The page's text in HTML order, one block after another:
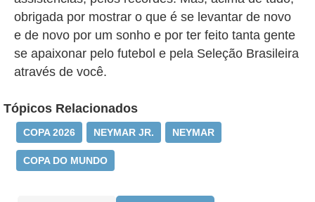
obrigada por mostrar o que é se levantar de novo
e de novo por um sonho e por ter feito tanta gente
se apaixonar pelo futebol e pela Seleção Brasileira
através de você.
Tópicos Relacionados
COPA 2026 NEYMAR JR. NEYMAR
COPA DO MUNDO